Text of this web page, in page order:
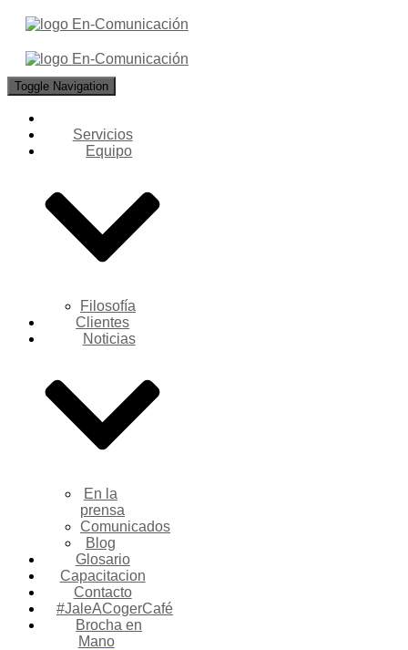
Toggle Navigation
Servicios
Equipo
Filosofía
Clientes
Noticias
En la
prensa
Comunicados
Blog
Glosario
Capacitacion
Contacto
#JaleACogerCafé
Brocha en
Mano